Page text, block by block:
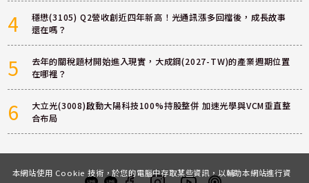
4
穩懋(3105) Q2營收創近四年新高！光通訊漲多回檔後，成長故事
還在嗎？
5
去年的關稅題材開始進入現實，大成鋼(2027-TW)的產業週期位置
在哪裡？
6
大立光(3008)啟動大陽科技100%持股整併 加速光學與VCM垂直整
合布局
本網站使用 Cookie 技術，於您的電腦中存取某些資訊，以輔助本網站進行資